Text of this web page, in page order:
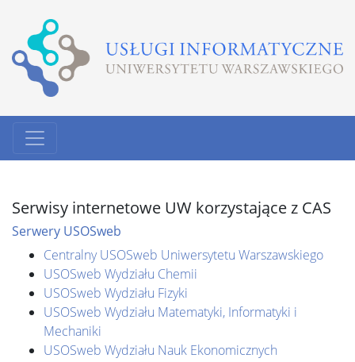
Serwisy internetowe UW korzystające z CAS
Serwery USOSweb
Centralny USOSweb Uniwersytetu Warszawskiego
USOSweb Wydziału Chemii
USOSweb Wydziału Fizyki
USOSweb Wydziału Matematyki, Informatyki i
Mechaniki
USOSweb Wydziału Nauk Ekonomicznych